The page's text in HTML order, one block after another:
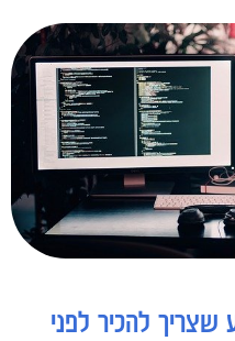
להכיר לפני